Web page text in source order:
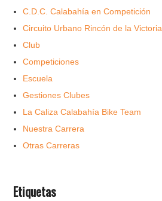
C.D.C. Calabahía en Competición
Circuito Urbano Rincón de la Victoria
Club
Competiciones
Escuela
Gestiones Clubes
La Caliza Calabahía Bike Team
Nuestra Carrera
Otras Carreras
Etiquetas